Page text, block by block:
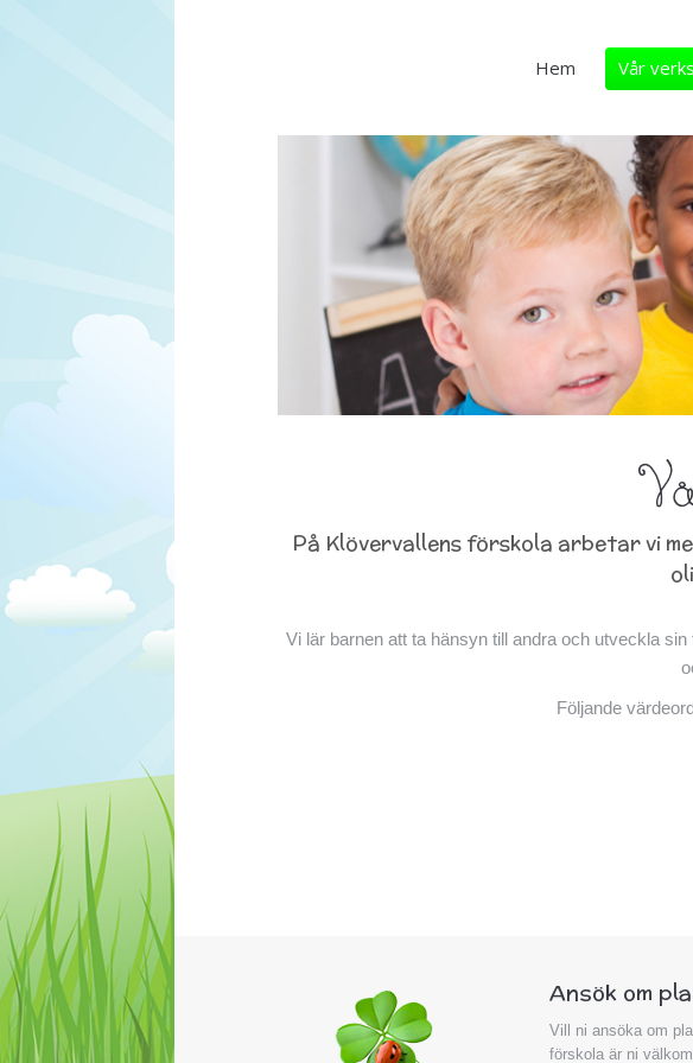
Hem Vår
På Klövervallens förskola arbetar vi
Vi lär barnen att ta hänsyn till andra och utveckla
Följande
Ansök om
Vill ni ansöka om
förskola är ni